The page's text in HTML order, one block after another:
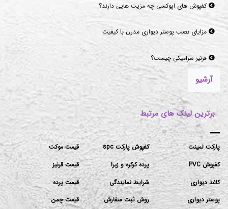
کفپوش های اپوکسی چه مزیت هایی دارند؟
مزایای نصب پوستر دیواری مدرن با کیفیت
قرنیز سرامیکی چیست؟
آرشیو
برترین لینک های مرتبط
پارکت لمینت
کفپوش PVC
کاغذ دیواری
پوستر دیواری
کفپوش پارکت spc
پرده کرکره و زبرا
شرایط نمایندگی
روش ثبت سفارش
قیمت موکت
قیمت قرنیز
قیمت پرده
قیمت چمن